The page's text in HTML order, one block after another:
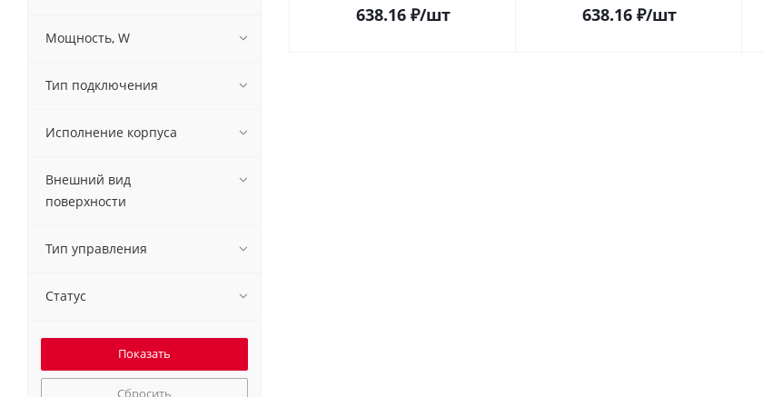
638.16₽/шт 638.16₽/шт
Мощность, W
Тип подключения
Исполнение корпуса
Внешний вид
поверхности
Тип управления
Статус
Сбросить